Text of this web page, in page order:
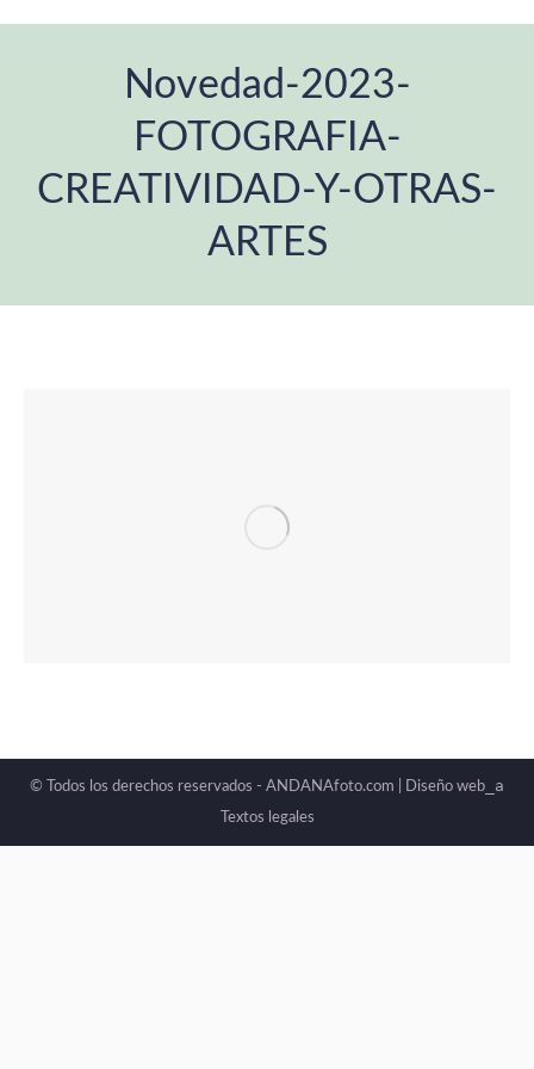
Novedad-2023-
FOTOGRAFIA-
CREATIVIDAD-Y-OTRAS-
ARTES
© Todos los derechos reservados - ANDANAfoto.com | Diseño web _a
Textos legales